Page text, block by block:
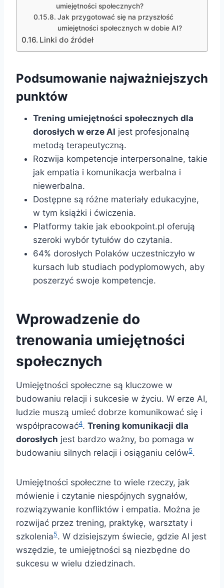
umiejętności społecznych?
Jak przygotować się na przyszłość
umiejętności społecznych w dobie AI?
Linki do źródeł
Podsumowanie najważniejszych
punktów
Trening umiejętności społecznych dla
dorosłych w erze AI jest profesjonalną
metodą terapeutyczną.
Rozwija kompetencje interpersonalne, takie
jak empatia i komunikacja werbalna i
niewerbalna.
Dostępne są różne materiały edukacyjne,
w tym książki i ćwiczenia.
Platformy takie jak ebookpoint.pl oferują
szeroki wybór tytułów do czytania.
64% dorosłych Polaków uczestniczyło w
kursach lub studiach podyplomowych, aby
poszerzyć swoje kompetencje.
Wprowadzenie do
trenowania umiejętności
społecznych
Umiejętności społeczne są kluczowe w
budowaniu relacji i sukcesie w życiu. W erze AI,
ludzie muszą umieć dobrze komunikować się i
współpracować4. Trening komunikacji dla
dorosłych jest bardzo ważny, bo pomaga w
budowaniu silnych relacji i osiąganiu celów5.
Umiejętności społeczne to wiele rzeczy, jak
mówienie i czytanie niespójnych sygnałów,
rozwiązywanie konfliktów i empatia. Można je
rozwijać przez trening, praktykę, warsztaty i
szkolenia5. W dzisiejszym świecie, gdzie AI jest
wszędzie, te umiejętności są niezbędne do
sukcesu w wielu dziedzinach.